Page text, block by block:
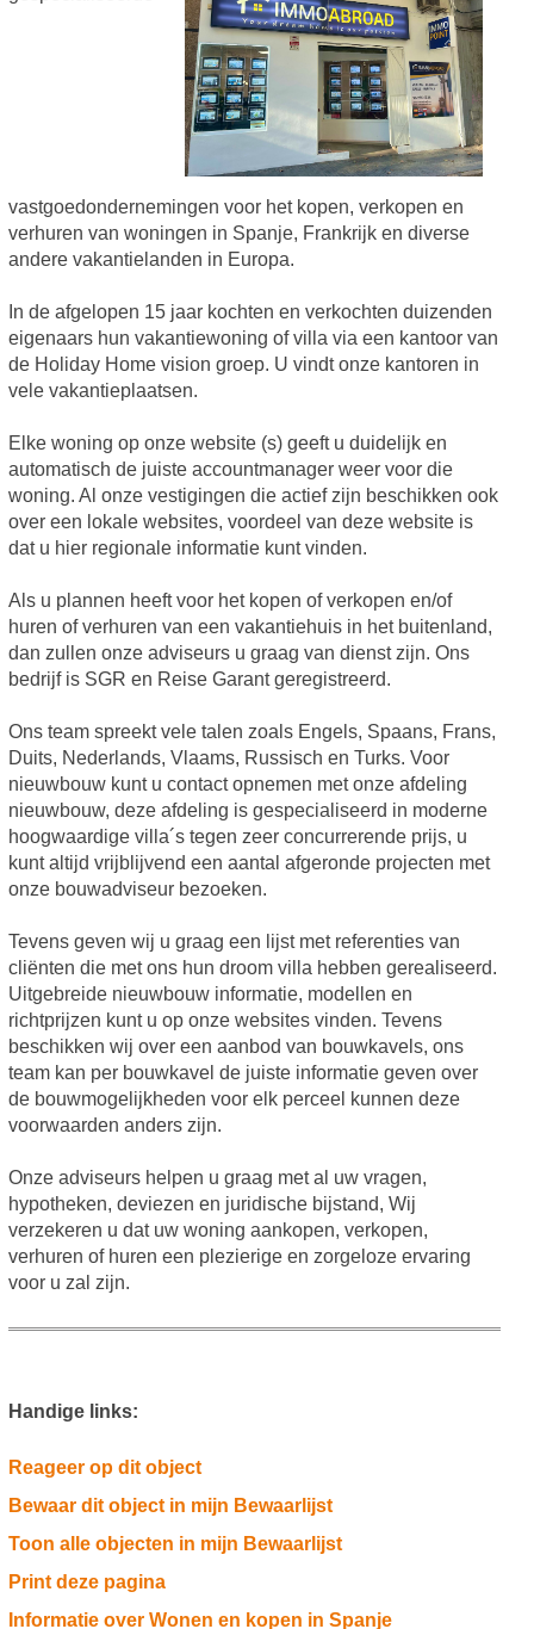
vastgoedondernemingen voor het kopen, verkopen en
verhuren van woningen in Spanje, Frankrijk en diverse
andere vakantielanden in Europa.
In de afgelopen 15 jaar kochten en verkochten duizenden
eigenaars hun vakantiewoning of villa via een kantoor van
de Holiday Home vision groep. U vindt onze kantoren in
vele vakantieplaatsen.
Elke woning op onze website (s) geeft u duidelijk en
automatisch de juiste accountmanager weer voor die
woning. Al onze vestigingen die actief zijn beschikken ook
over een lokale websites, voordeel van deze website is
dat u hier regionale informatie kunt vinden.
Als u plannen heeft voor het kopen of verkopen en/of
huren of verhuren van een vakantiehuis in het buitenland,
dan zullen onze adviseurs u graag van dienst zijn. Ons
bedrijf is SGR en Reise Garant geregistreerd.
Ons team spreekt vele talen zoals Engels, Spaans, Frans,
Duits, Nederlands, Vlaams, Russisch en Turks. Voor
nieuwbouw kunt u contact opnemen met onze afdeling
nieuwbouw, deze afdeling is gespecialiseerd in moderne
hoogwaardige villa´s tegen zeer concurrerende prijs, u
kunt altijd vrijblijvend een aantal afgeronde projecten met
onze bouwadviseur bezoeken.
Tevens geven wij u graag een lijst met referenties van
cliënten die met ons hun droom villa hebben gerealiseerd.
Uitgebreide nieuwbouw informatie, modellen en
richtprijzen kunt u op onze websites vinden. Tevens
beschikken wij over een aanbod van bouwkavels, ons
team kan per bouwkavel de juiste informatie geven over
de bouwmogelijkheden voor elk perceel kunnen deze
voorwaarden anders zijn.
Onze adviseurs helpen u graag met al uw vragen,
hypotheken, deviezen en juridische bijstand, Wij
verzekeren u dat uw woning aankopen, verkopen,
verhuren of huren een plezierige en zorgeloze ervaring
voor u zal zijn.
Handige links:
Reageer op dit object
Bewaar dit object in mijn Bewaarlijst
Toon alle objecten in mijn Bewaarlijst
Print deze pagina
Informatie over Wonen en kopen in Spanje